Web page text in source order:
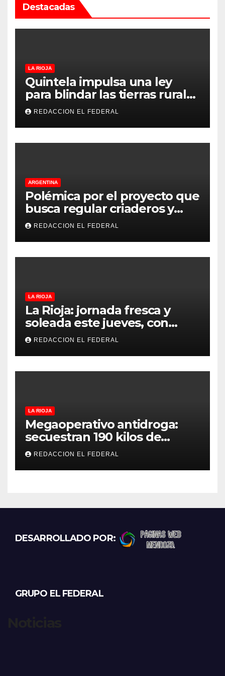
Destacadas
LA RIOJA
Quintela impulsa una ley
para blindar las tierras rurales
de La Rioja: cuáles son los
principales puntos
REDACCION EL FEDERAL
ARGENTINA
Polémica por el proyecto que
busca regular criaderos y
refugios de perros y gatos:
denuncian excesos, mientras
proteccionistas reclaman
controles más duros
REDACCION EL FEDERAL
LA RIOJA
La Rioja: jornada fresca y
soleada este jueves, con
temperaturas estables para
el viernes
REDACCION EL FEDERAL
LA RIOJA
Megaoperativo antidroga:
secuestran 190 kilos de
marihuana que tenían como
destino La Rioja y Catamarca
REDACCION EL FEDERAL
DESARROLLADO POR:
GRUPO EL FEDERAL